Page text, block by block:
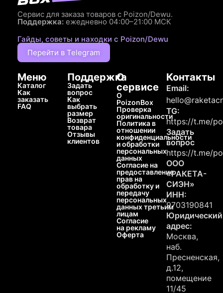
Сервис для заказа товаров с Poizon/Dewu.
Поддержка: ежедневно 04:00–21:00 МСК
Гайды, советы и находки с Poizon/Dewu
Перейти в Telegram
Меню
Каталог
Как
заказать
FAQ
Поддержка
Задать
вопрос
Как
выбрать
размер
Возврат
товара
Отзывы
клиентов
О
сервисе
О
PoizonBox
Проверка
оригинальности
Политика в
отношении
конфиденциальности
и обработки
персональных
данных
Согласие на
предоставление
прав на
обработку и
передачу
персональных
данных третьим
лицам
Согласие
на рекламу
Оферта
Контакты
Email:
TG:
https://t.me/
Задать
вопрос
https://t.me/
ООО
«РАКЕТА-
СИЭН»
ИНН:
9703190841
Юридический
адрес:
Москва,
наб.
Пресненская,
д.12,
помещение
11/45